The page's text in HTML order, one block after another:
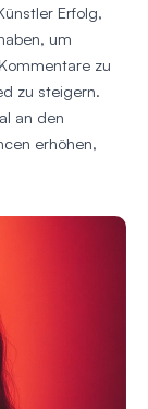
Erfolg,
um
zu
zu steigern.
an den
erhöhen,